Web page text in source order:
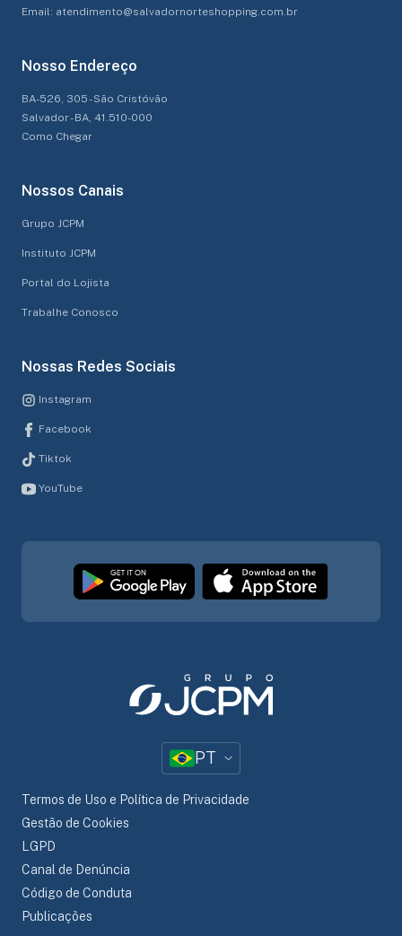
Email: atendimento@salvadornorteshopping.com.br
Nosso Endereço
BA-526, 305 - São Cristóvão
Salvador - BA, 41.510-000
Como Chegar
Nossos Canais
Grupo JCPM
Instituto JCPM
Portal do Lojista
Trabalhe Conosco
Nossas Redes Sociais
Instagram
Facebook
Tiktok
YouTube
PT
Termos de Uso e Política de Privacidade
Gestão de Cookies
LGPD
Canal de Denúncia
Código de Conduta
Publicações